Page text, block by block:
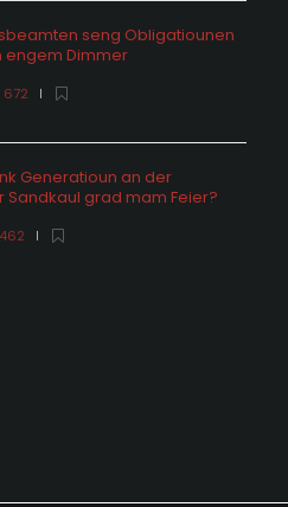
seng Obligatiounen
engem Dimmer
672
Generatioun an der
Sandkaul grad mam Feier?
462